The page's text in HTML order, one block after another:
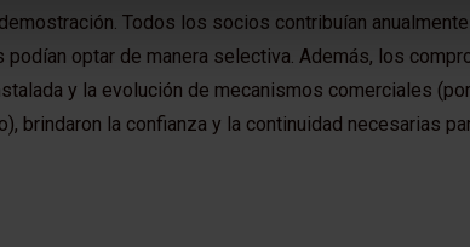
Todos los socios contribuían
optar de manera selectiva. Además, los
y la evolución de mecanismos comerciales
brindaron la confianza y la continuidad necesarias